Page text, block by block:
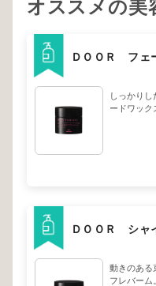
オススメの美
ＤＯＯＲ フェ
しっかりし
ードワック
ＤＯＯＲ シャ
動きのある
フレバーム。